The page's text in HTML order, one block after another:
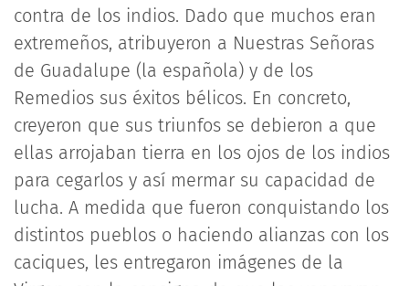
contra de los indios. Dado que muchos eran
extremeños, atribuyeron a Nuestras Señoras
de Guadalupe (la española) y de los
Remedios sus éxitos bélicos. En concreto,
creyeron que sus triunfos se debieron a que
ellas arrojaban tierra en los ojos de los indios
para cegarlos y así mermar su capacidad de
lucha. A medida que fueron conquistando los
distintos pueblos o haciendo alianzas con los
caciques, les entregaron imágenes de la